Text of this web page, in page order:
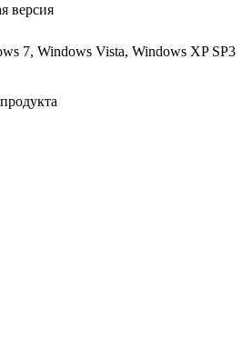
версия
7, Windows Vista, Windows XP SP3